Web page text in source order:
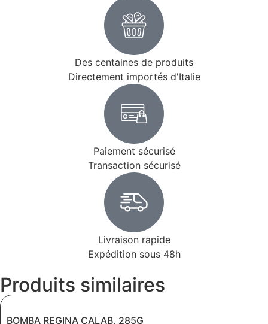
Des centaines de produits
Directement importés d'Italie
Paiement sécurisé
Transaction sécurisé
Livraison rapide
Expédition sous 48h
Produits similaires
BOMBA REGINA CALAB. 285G